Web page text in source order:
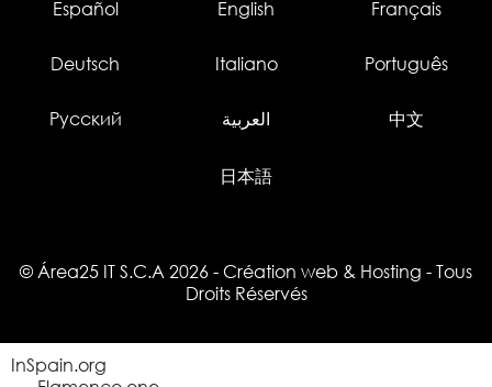
Español English Français
Deutsch Italiano Português
Русский العربية 中文
日本語
© Área25 IT S.C.A 2026 - Création web & Hosting - Tous
Droits Réservés
InSpain.org